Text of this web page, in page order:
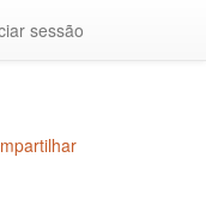
sessão